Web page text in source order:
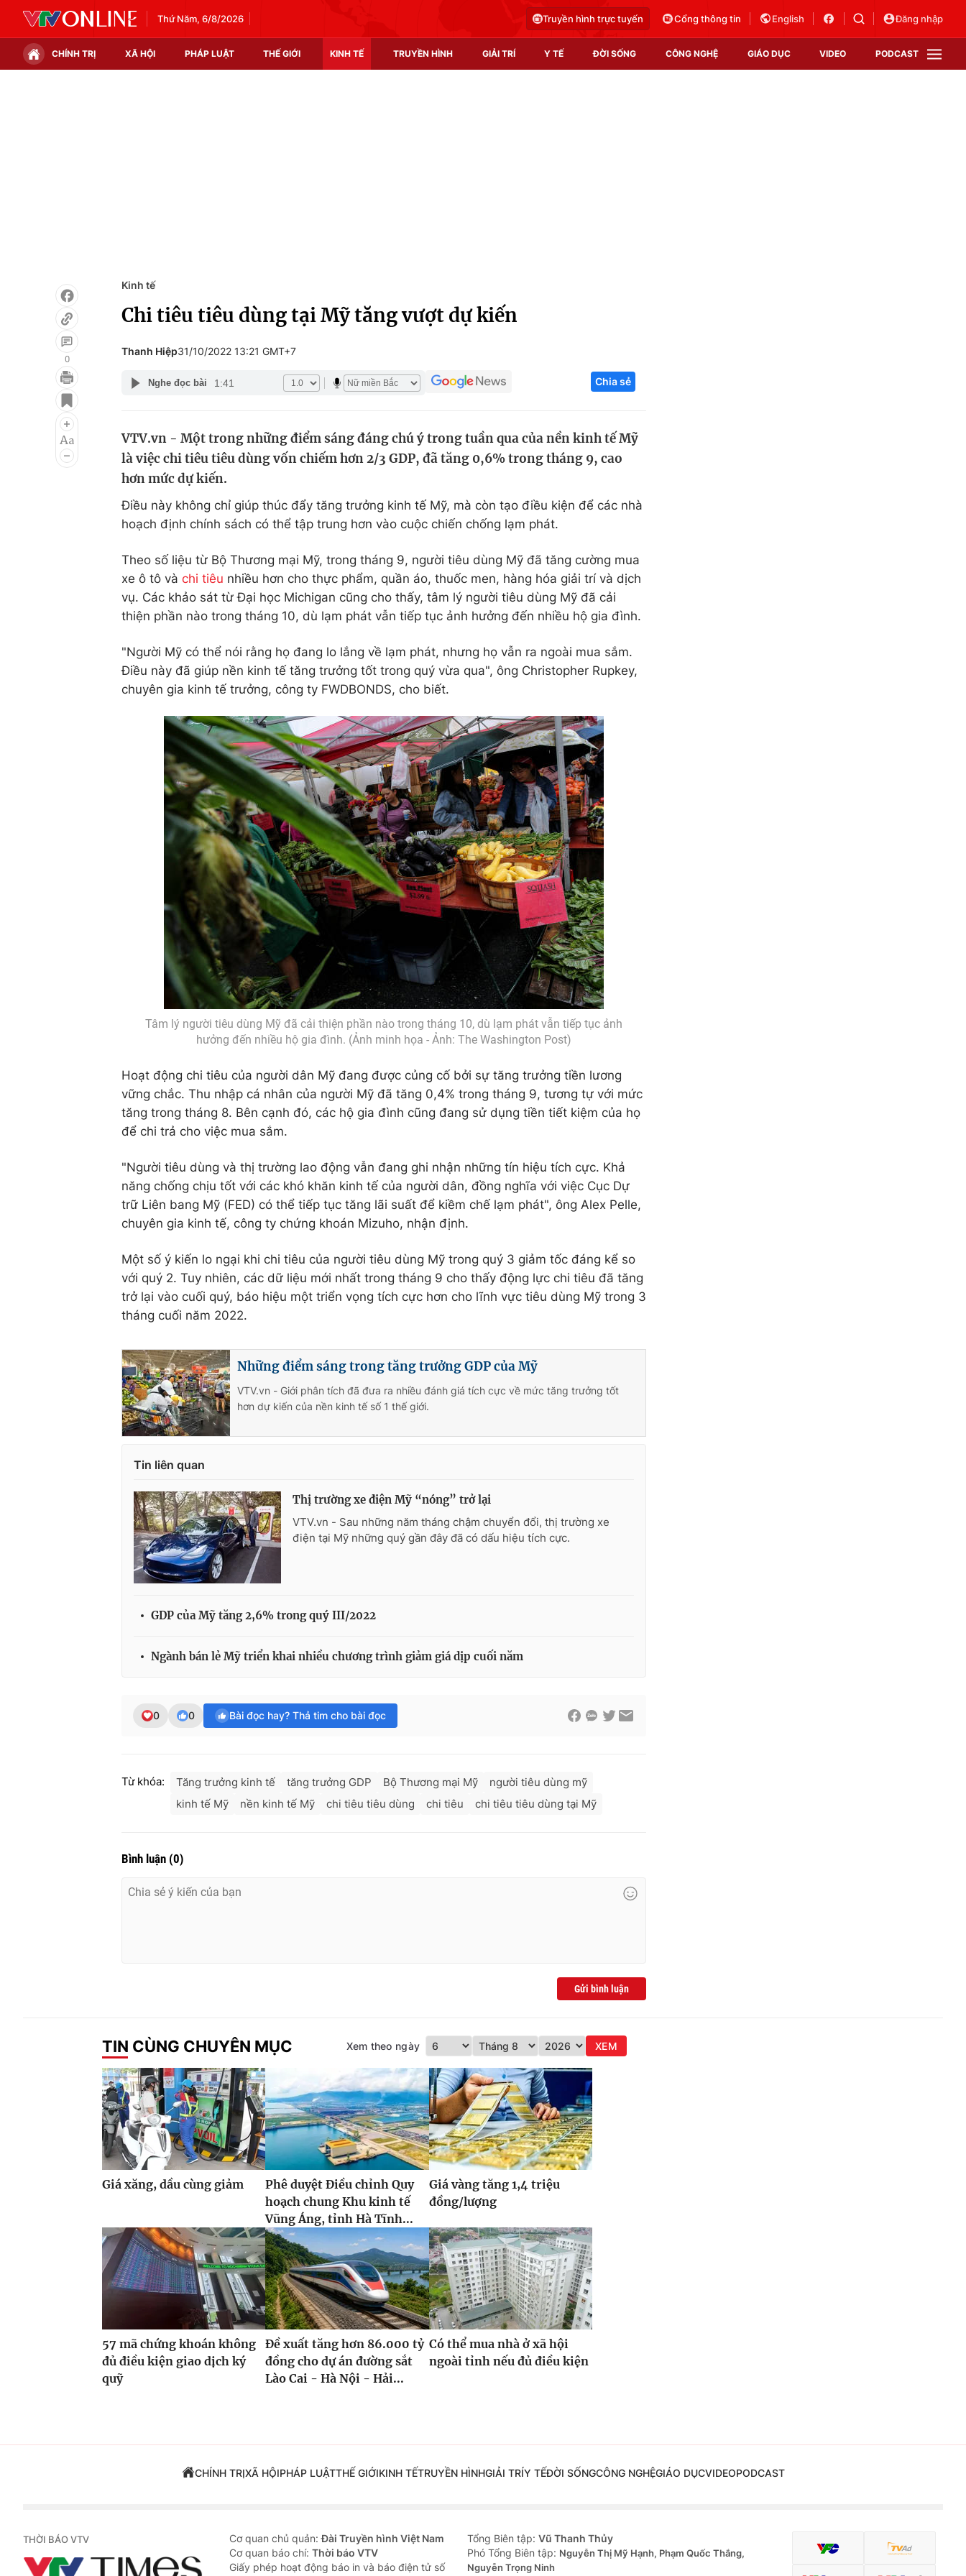
Thứ Năm, 6/8/2026 Truyền hình trực tuyến Cổng thông tin English Đăng nhập
CHÍNH TRỊ XÃ HỘI PHÁP LUẬT THẾ GIỚI KINH TẾ TRUYỀN HÌNH GIẢI TRÍ Y TẾ ĐỜI SỐNG CÔNG NGHỆ GIÁO DỤC VIDEO PODCAST
Điện ảnh
Âm nhạc
Làm đẹp
Chất lượng cuộc sống
Giáo dục
Học trực tuyến
Công nghệ
Sản phẩm
Tư vấn
0
Kinh tế
Chi tiêu tiêu dùng tại Mỹ tăng vượt dự kiến
Thanh Hiệp31/10/2022 13:21 GMT+7
Nghe đọc bài 1:41 Chia sẻ
VTV.vn - Một trong những điểm sáng đáng chú ý trong tuần qua của nền kinh tế Mỹ
là việc chi tiêu tiêu dùng vốn chiếm hơn 2/3 GDP, đã tăng 0,6% trong tháng 9, cao
hơn mức dự kiến.
Điều này không chỉ giúp thúc đẩy tăng trưởng kinh tế Mỹ, mà còn tạo điều kiện để các nhà
hoạch định chính sách có thể tập trung hơn vào cuộc chiến chống lạm phát.
Theo số liệu từ Bộ Thương mại Mỹ, trong tháng 9, người tiêu dùng Mỹ đã tăng cường mua
xe ô tô và chi tiêu nhiều hơn cho thực phẩm, quần áo, thuốc men, hàng hóa giải trí và dịch
vụ. Các khảo sát từ Đại học Michigan cũng cho thấy, tâm lý người tiêu dùng Mỹ đã cải
thiện phần nào trong tháng 10, dù lạm phát vẫn tiếp tục ảnh hưởng đến nhiều hộ gia đình.
"Người Mỹ có thể nói rằng họ đang lo lắng về lạm phát, nhưng họ vẫn ra ngoài mua sắm.
Điều này đã giúp nền kinh tế tăng trưởng tốt trong quý vừa qua", ông Christopher Rupkey,
chuyên gia kinh tế trưởng, công ty FWDBONDS, cho biết.
Tâm lý người tiêu dùng Mỹ đã cải thiện phần nào trong tháng 10, dù lạm phát vẫn tiếp tục ảnh
hưởng đến nhiều hộ gia đình. (Ảnh minh họa - Ảnh: The Washington Post)
Hoạt động chi tiêu của người dân Mỹ đang được củng cố bởi sự tăng trưởng tiền lương
vững chắc. Thu nhập cá nhân của người Mỹ đã tăng 0,4% trong tháng 9, tương tự với mức
tăng trong tháng 8. Bên cạnh đó, các hộ gia đình cũng đang sử dụng tiền tiết kiệm của họ
để chi trả cho việc mua sắm.
"Người tiêu dùng và thị trường lao động vẫn đang ghi nhận những tín hiệu tích cực. Khả
năng chống chịu tốt với các khó khăn kinh tế của người dân, đồng nghĩa với việc Cục Dự
trữ Liên bang Mỹ (FED) có thể tiếp tục tăng lãi suất để kiềm chế lạm phát", ông Alex Pelle,
chuyên gia kinh tế, công ty chứng khoán Mizuho, nhận định.
Một số ý kiến lo ngại khi chi tiêu của người tiêu dùng Mỹ trong quý 3 giảm tốc đáng kể so
với quý 2. Tuy nhiên, các dữ liệu mới nhất trong tháng 9 cho thấy động lực chi tiêu đã tăng
trở lại vào cuối quý, báo hiệu một triển vọng tích cực hơn cho lĩnh vực tiêu dùng Mỹ trong 3
tháng cuối năm 2022.
Những điểm sáng trong tăng trưởng GDP của Mỹ
VTV.vn - Giới phân tích đã đưa ra nhiều đánh giá tích cực về mức tăng trưởng tốt
hơn dự kiến của nền kinh tế số 1 thế giới.
Tin liên quan
Thị trường xe điện Mỹ “nóng” trở lại
VTV.vn - Sau những năm tháng chậm chuyển đổi, thị trường xe
điện tại Mỹ những quý gần đây đã có dấu hiệu tích cực.
GDP của Mỹ tăng 2,6% trong quý III/2022
Ngành bán lẻ Mỹ triển khai nhiều chương trình giảm giá dịp cuối năm
0 0 Bài đọc hay? Thả tim cho bài đọc
Từ khóa: Tăng trưởng kinh tế tăng trưởng GDP Bộ Thương mại Mỹ
người tiêu dùng mỹ
kinh tế Mỹ
nền kinh tế Mỹ chi tiêu tiêu dùng chi tiêu chi tiêu tiêu dùng tại Mỹ
Bình luận (0)
Gửi bình luận
TIN CÙNG CHUYÊN MỤC Xem theo ngày XEM
Giá xăng, dầu cùng giảm
Phê duyệt Điều chỉnh Quy
hoạch chung Khu kinh tế
Vũng Áng, tỉnh Hà Tĩnh...
Giá vàng tăng 1,4 triệu
đồng/lượng
57 mã chứng khoán không
đủ điều kiện giao dịch ký
quỹ
Đề xuất tăng hơn 86.000 tỷ
đồng cho dự án đường sắt
Lào Cai - Hà Nội - Hải...
Có thể mua nhà ở xã hội
ngoài tỉnh nếu đủ điều kiện
CHÍNH TRỊXÃ HỘIPHÁP LUẬTTHẾ GIỚIKINH TẾTRUYỀN HÌNHGIẢI TRÍY TẾĐỜI SỐNGCÔNG NGHỆGIÁO DỤCVIDEOPODCAST
THỜI BÁO VTV Cơ quan chủ quản:Đài Truyền hình Việt Nam
Cơ quan báo chí: Thời báo VTV
Giấy phép hoạt động báo in và báo điện tử số
Tổng Biên tập: Vũ Thanh Thủy
Phó Tổng Biên tập: Nguyễn Thị Mỹ Hạnh, Phạm Quốc Thắng,
Nguyễn Trọng Ninh